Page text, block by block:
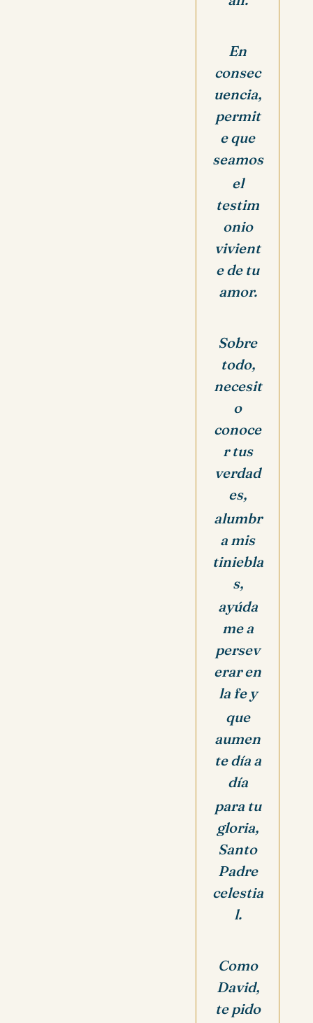
En
consec
uencia,
permit
e que
seamos
el
testim
onio
vivient
e de tu
amor.
Sobre
todo,
necesit
o
conoce
r tus
verdad
es,
alumbr
a mis
tiniebla
s,
ayúda
me a
persev
erar en
la fe y
que
aumen
te día a
día
para tu
gloria,
Santo
Padre
celestia
l.
Como
David,
te pido